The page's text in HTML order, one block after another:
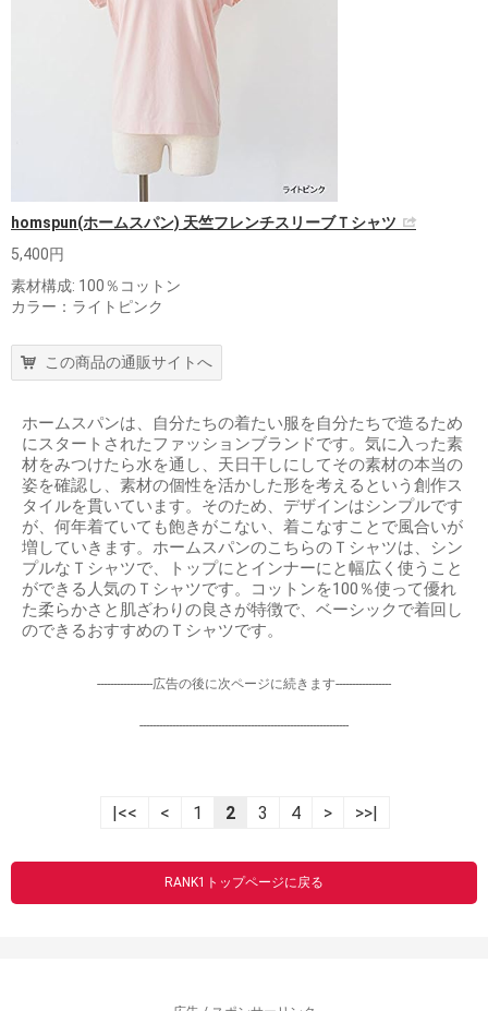
homspun(ホームスパン) 天竺フレンチスリーブＴシャツ
5,400円
素材構成: 100％コットン
カラー：ライトピンク
この商品の通販サイトへ
ホームスパンは、自分たちの着たい服を自分たちで造るため
にスタートされたファッションブランドです。気に入った素
材をみつけたら水を通し、天日干しにしてその素材の本当の
姿を確認し、素材の個性を活かした形を考えるという創作ス
タイルを貫いています。そのため、デザインはシンプルです
が、何年着ていても飽きがこない、着こなすことで風合いが
増していきます。ホームスパンのこちらのＴシャツは、シン
プルなＴシャツで、トップにとインナーにと幅広く使うこと
ができる人気のＴシャツです。コットンを100％使って優れ
た柔らかさと肌ざわりの良さが特徴で、ベーシックで着回し
のできるおすすめのＴシャツです。
-----------------広告の後に次ページに続きます-----------------
----------------------------------------------------------------
|<< < 1 2 3 4 > >>|
RANK1トップページに戻る